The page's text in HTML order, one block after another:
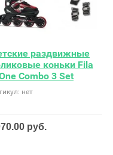
раздвижные
коньки Fila
Combo 3 Set
нет
руб.